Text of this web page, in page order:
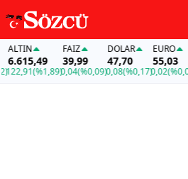
(%1,89)
FAİZ
39,99
0,04(%0,09)
DOLAR
47,70
0,08(%0,17)
EURO
55,03
0,02(%0,03)